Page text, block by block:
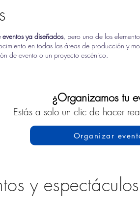
ya diseñados, pero uno de los
en todas las áreas de producción y
de evento o un proyecto escénico.
¿Organizamos tu
Estás a solo un clic de hacer
Organizar
y espectáculos